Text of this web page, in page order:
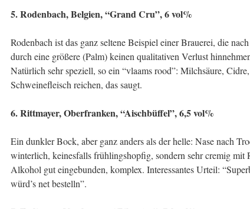
5. Rodenbach, Belgien, “Grand Cru”, 6 vol%
Rodenbach ist das ganz seltene Beispiel einer Brauerei, die
durch eine größere (Palm) keinen qualitativen Verlust
Natürlich sehr speziell, so ein “vlaams rood”: Milchsäure,
Schweinefleisch reichen, das saugt.
6. Rittmayer, Oberfranken, “Aischbüffel”, 6,5 vol%
Ein dunkler Bock, aber ganz anders als der helle: Nase nach
winterlich, keinesfalls frühlingshopfig, sondern sehr cremig mit
Alkohol gut eingebunden, komplex. Interessantes Urteil:
würd’s net bestelln”.